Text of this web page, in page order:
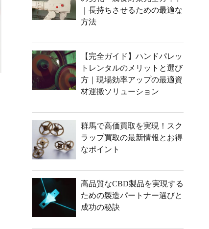
｜長持ちさせるための最適な
方法
【完全ガイド】ハンドパレッ
トレンタルのメリットと選び
方｜現場効率アップの最適資
材運搬ソリューション
群馬で高価買取を実現！スク
ラップ買取の最新情報とお得
なポイント
高品質なCBD製品を実現する
ための製造パートナー選びと
成功の秘訣